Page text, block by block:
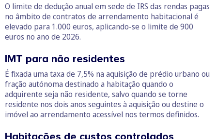
O limite de dedução anual em sede de IRS das rendas pagas
no âmbito de contratos de arrendamento habitacional é
elevado para 1.000 euros, aplicando-se o limite de 900
euros no ano de 2026.
IMT para não residentes
É fixada uma taxa de 7,5% na aquisição de prédio urbano ou
fração autónoma destinado a habitação quando o
adquirente seja não residente, salvo quando se torne
residente nos dois anos seguintes à aquisição ou destine o
imóvel ao arrendamento acessível nos termos definidos.